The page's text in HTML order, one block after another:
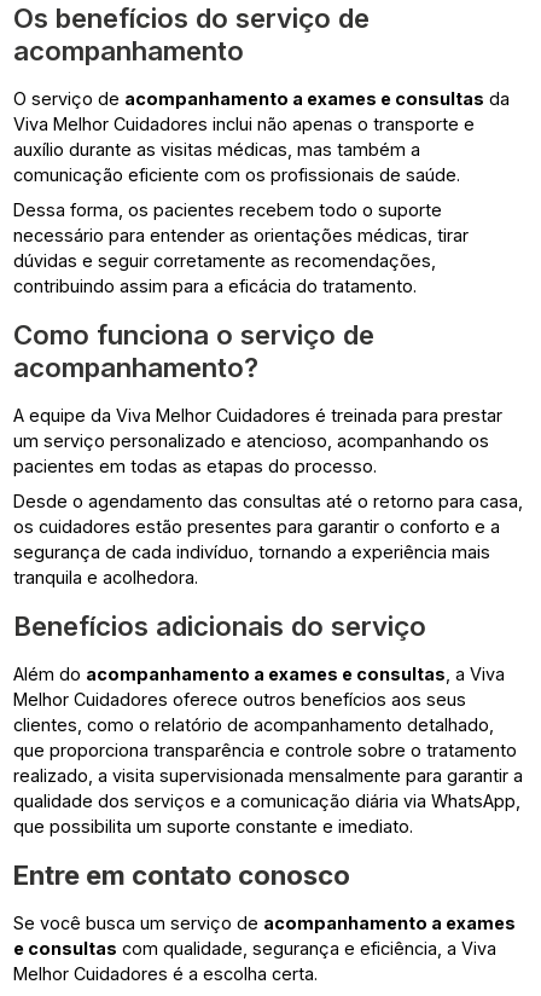
Os benefícios do serviço de
acompanhamento
O serviço de acompanhamento a exames e consultas da
Viva Melhor Cuidadores inclui não apenas o transporte e
auxílio durante as visitas médicas, mas também a
comunicação eficiente com os profissionais de saúde.
Dessa forma, os pacientes recebem todo o suporte
necessário para entender as orientações médicas, tirar
dúvidas e seguir corretamente as recomendações,
contribuindo assim para a eficácia do tratamento.
Como funciona o serviço de
acompanhamento?
A equipe da Viva Melhor Cuidadores é treinada para prestar
um serviço personalizado e atencioso, acompanhando os
pacientes em todas as etapas do processo.
Desde o agendamento das consultas até o retorno para casa,
os cuidadores estão presentes para garantir o conforto e a
segurança de cada indivíduo, tornando a experiência mais
tranquila e acolhedora.
Benefícios adicionais do serviço
Além do acompanhamento a exames e consultas , a Viva
Melhor Cuidadores oferece outros benefícios aos seus
clientes, como o relatório de acompanhamento detalhado,
que proporciona transparência e controle sobre o tratamento
realizado, a visita supervisionada mensalmente para garantir a
qualidade dos serviços e a comunicação diária via WhatsApp,
que possibilita um suporte constante e imediato.
Entre em contato conosco
Se você busca um serviço de acompanhamento a exames
e consultas com qualidade, segurança e eficiência, a Viva
Melhor Cuidadores é a escolha certa.